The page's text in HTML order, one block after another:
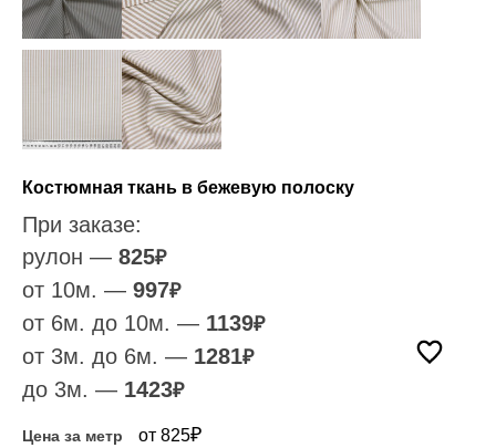
Костюмная ткань в бежевую полоску
При заказе:
рулон — 825₽
от 10м. — 997₽
от 6м. до 10м. — 1139₽
от 3м. до 6м. — 1281₽
до 3м. — 1423₽
Цена за метр от 825₽